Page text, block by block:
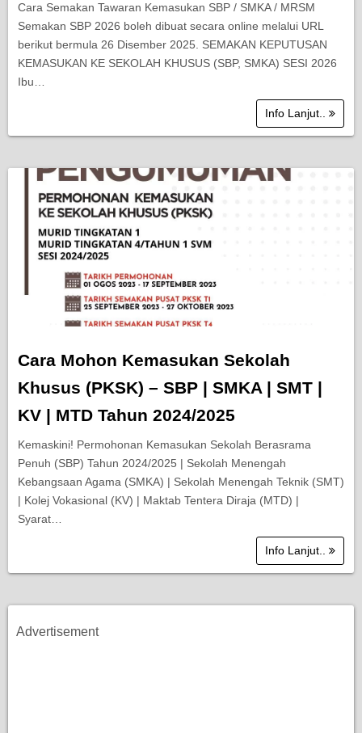
Cara Semakan Tawaran Kemasukan SBP / SMKA / MRSM
Semakan SBP 2026 boleh dibuat secara online melalui URL
berikut bermula 26 Disember 2025. SEMAKAN KEPUTUSAN
KEMASUKAN KE SEKOLAH KHUSUS (SBP, SMKA) SESI 2026
Ibu…
Info Lanjut..
Cara Mohon Kemasukan Sekolah
Khusus (PKSK) – SBP | SMKA | SMT |
KV | MTD Tahun 2024/2025
Kemaskini! Permohonan Kemasukan Sekolah Berasrama
Penuh (SBP) Tahun 2024/2025 | Sekolah Menengah
Kebangsaan Agama (SMKA) | Sekolah Menengah Teknik (SMT)
| Kolej Vokasional (KV) | Maktab Tentera Diraja (MTD) |
Syarat…
Info Lanjut..
Advertisement